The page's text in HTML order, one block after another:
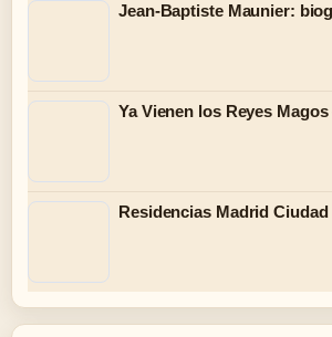
Jean-Baptiste Maunier:
Ya Vienen los Reyes
Residencias Madrid